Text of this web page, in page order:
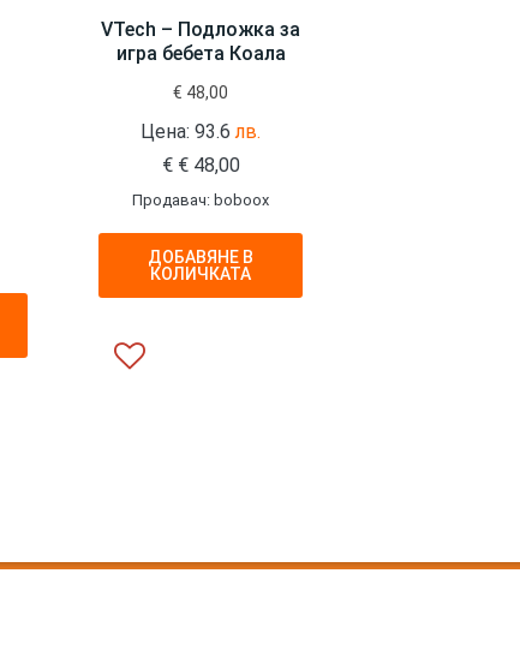
VTech – Подложка за
игра бебета Коала
€ 48,00
Цена: 93.6 лв.
€ €48,00
Продавач: boboox
ДОБАВЯНЕ В
КОЛИЧКАТА